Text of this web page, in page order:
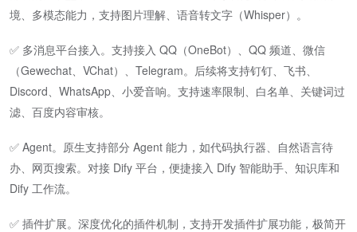
境、多模态能力，支持图片理解、语音转文字（Whisper）。
✅ 多消息平台接入。支持接入 QQ（OneBot）、QQ 频道、微信
（Gewechat、VChat）、Telegram。后续将支持钉钉、飞书、
Discord、WhatsApp、小爱音响。支持速率限制、白名单、关键词过
滤、百度内容审核。
✅ Agent。原生支持部分 Agent 能力，如代码执行器、自然语言待
办、网页搜索。对接 Dify 平台，便捷接入 Dify 智能助手、知识库和
Dify 工作流。
✅ 插件扩展。深度优化的插件机制，支持开发插件扩展功能，极简开